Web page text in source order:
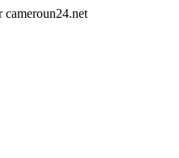
cameroun24.net